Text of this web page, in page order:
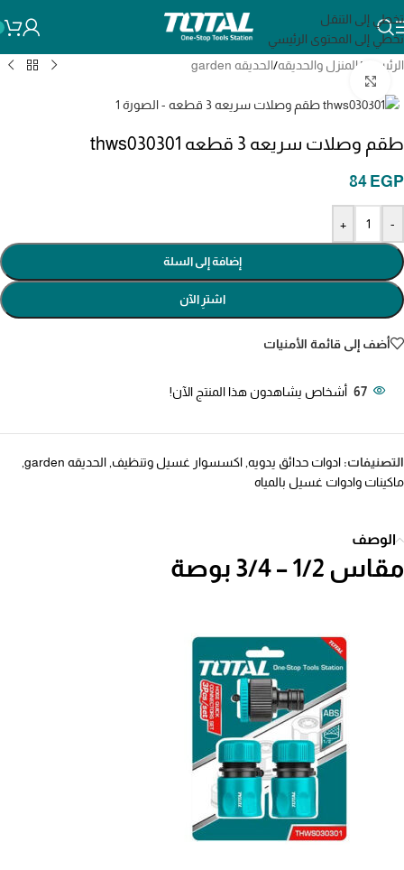
تخطي إلى التنقل
تخطي إلى المحتوى الرئيسي
الرئيسية /المنزل والحديقه/الحديقه garden
طقم وصلات سريعه 3 قطعه thws030301
84 EGP
-
+
إضافة إلى السلة
اشترِ الآن
أضف إلى قائمة الأمنيات
67 أشخاص يشاهدون هذا المنتج الآن!
التصنيفات: ادوات حدائق يدويه اكسسوار غسيل وتنظيف الحديقه garden
ماكينات وادوات غسيل بالمياه
الوصف
مقاس 1/2 – 3/4 بوصة